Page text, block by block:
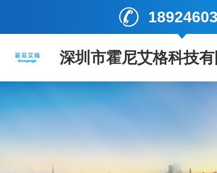
深圳市霍尼艾格科技